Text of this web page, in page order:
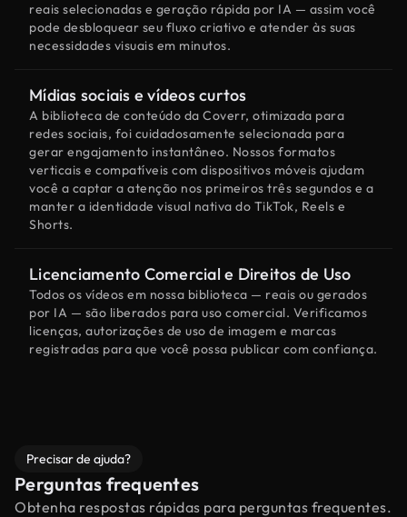
reais selecionadas e geração rápida por IA — assim você
pode desbloquear seu fluxo criativo e atender às suas
necessidades visuais em minutos.
Mídias sociais e vídeos curtos
A biblioteca de conteúdo da Coverr, otimizada para
redes sociais, foi cuidadosamente selecionada para
gerar engajamento instantâneo. Nossos formatos
verticais e compatíveis com dispositivos móveis ajudam
você a captar a atenção nos primeiros três segundos e a
manter a identidade visual nativa do TikTok, Reels e
Shorts.
Licenciamento Comercial e Direitos de Uso
Todos os vídeos em nossa biblioteca — reais ou gerados
por IA — são liberados para uso comercial. Verificamos
licenças, autorizações de uso de imagem e marcas
registradas para que você possa publicar com confiança.
Precisar de ajuda?
Perguntas frequentes
Obtenha respostas rápidas para perguntas frequentes.